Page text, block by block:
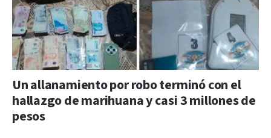
Un allanamiento por robo terminó con el
hallazgo de marihuana y casi 3 millones de
pesos